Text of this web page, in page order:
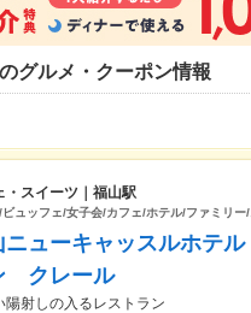
グルメ・クーポン情報
・スイーツ｜福山駅
ュッフェ/女子会/カフェ/ホテル/ファミリ
ニューキャッスルホテ
クレール
陽射しの入るレストラン